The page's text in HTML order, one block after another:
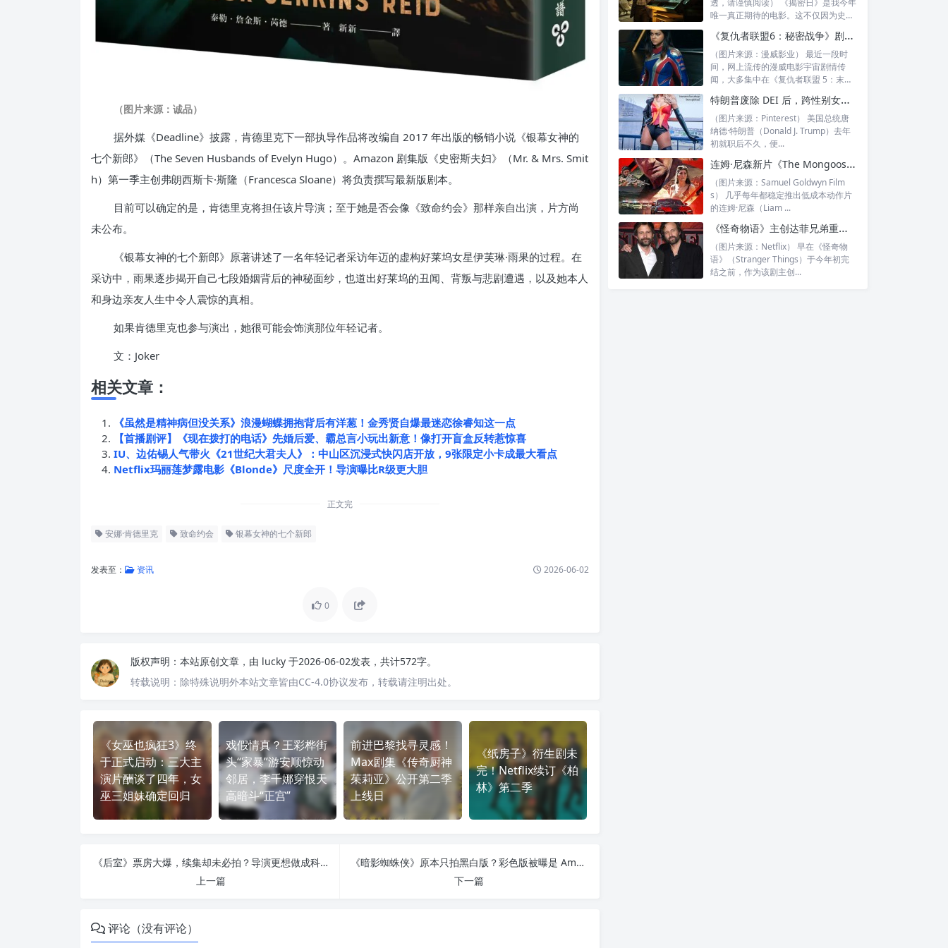
（图片来源：诚品）
据外媒《Deadline》披露，肯德里克下一部执导作品将改编自 2017 年出版的畅销小说《银幕女神的
七个新郎》（The Seven Husbands of Evelyn Hugo）。Amazon 剧集版《史密斯夫妇》（Mr. & Mrs. Smit
h）第一季主创弗朗西斯卡·斯隆（Francesca Sloane）将负责撰写最新版剧本。
目前可以确定的是，肯德里克将担任该片导演；至于她是否会像《致命约会》那样亲自出演，片方尚
未公布。
《银幕女神的七个新郎》原著讲述了一名年轻记者采访年迈的虚构好莱坞女星伊芙琳·雨果的过程。在
采访中，雨果逐步揭开自己七段婚姻背后的神秘面纱，也道出好莱坞的丑闻、背叛与悲剧遭遇，以及她本人
和身边亲友人生中令人震惊的真相。
如果肯德里克也参与演出，她很可能会饰演那位年轻记者。
文：Joker
相关文章：
《虽然是精神病但没关系》浪漫蝴蝶拥抱背后有洋葱！金秀贤自爆最迷恋徐睿知这一点
【首播剧评】《现在拨打的电话》先婚后爱、霸总言小玩出新意！像打开盲盒反转惹惊喜
IU、边佑锡人气带火《21世纪大君夫人》：中山区沉浸式快闪店开放，9张限定小卡成最大看点
Netflix玛丽莲梦露电影《Blonde》尺度全开！导演曝比R级更大胆
正文完
安娜·肯德里克 致命约会 银幕女神的七个新郎
发表至： 资讯 2026-06-02
0
版权声明： 本站原创文章，由 lucky 于2026-06-02发表，共计572字。
转载说明： 除特殊说明外本站文章皆由CC-4.0协议发布，转载请注明出处。
《女巫也疯狂3》终
于正式启动：三大主
演片酬谈了四年，女
巫三姐妹确定回归
戏假情真？王彩桦街
头“家暴”游安顺惊动
邻居，李千娜穿恨天
高暗斗“正宫”
前进巴黎找寻灵感！
Max剧集《传奇厨神
茱莉亚》公开第二季
上线日
《纸房子》衍生剧未
完！Netflix续订《柏
林》第二季
《后室》票房大爆，续集却未必拍？导演更想做成科技惊悚剧集
上一篇
《暗影蜘蛛侠》原本只拍黑白版？彩色版被曝是 Amazon 后来追加，剧组几乎重拍整部剧
下一篇
评论（没有评论）
透，请谨慎阅读） 《揭密日》是我今年
唯一真正期待的电影。这不仅因为史蒂
《复仇者联盟6：秘密战争》剧情曝光？星爵、蚁人或率新世代英雄反抗毁灭博士
（图片来源：漫威影业） 最近一段时
间，网上流传的漫威电影宇宙剧情传
闻，大多集中在《复仇者联盟 5：末日
特朗普废除 DEI 后，跨性别女星拉弗恩·考克斯控诉：公司害怕合作，我损失惨重
（图片来源：Pinterest） 美国总统唐
纳德·特朗普（Donald J. Trump）去年
初就职后不久，便...
连姆·尼森新片《The Mongoose》首曝预告：这次，“最强老爸”力挺自己的御用替身
（图片来源：Samuel Goldwyn Film
s） 几乎每年都稳定推出低成本动作片
的连姆·尼森（Liam ...
《怪奇物语》主创达菲兄弟重返大银幕：神秘新片定档 2028 年
（图片来源：Netflix） 早在《怪奇物
语》（Stranger Things）于今年初完
结之前，作为该剧主创...